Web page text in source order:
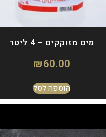
מים מזוקקים – 4 ליטר
₪60.00
הוספה לסל